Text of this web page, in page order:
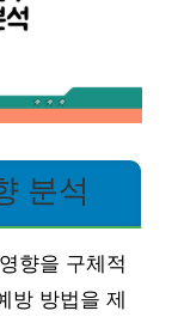
분석
향을 구체적
방 방법을 제